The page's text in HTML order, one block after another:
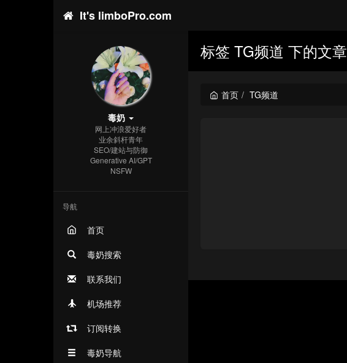
It's limboPro.com
毒奶
网上冲浪爱好者
业余斜杆青年
SEO/建站与防御
Generative AI/GPT
NSFW
导航
首页
毒奶搜索
联系我们
机场推荐
订阅转换
毒奶导航
标签 TG频道 下的文章
首页 TG频道